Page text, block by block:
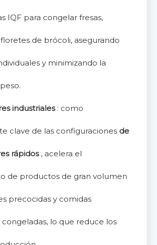
IQF para congelar fresas,
de brócoli, asegurando
y minimizando la
industriales : como
clave de las configuraciones de
rápidos , acelera el
de productos de gran volumen
precocidas y comidas
lo que reduce los